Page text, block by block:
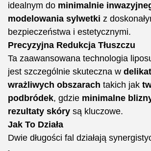
idealnym do minimalnie
modelowania sylwetki z
bezpieczeństwa i estetycznymi.
Precyzyjna Redukcja Tłuszczu
Ta zaawansowana technologia
jest szczególnie skuteczna w
wrażliwych obszarach takich jak
podbródek, gdzie minimalne
rezultaty skóry są kluczowe.
Jak To Działa
Dwie długości fal działają